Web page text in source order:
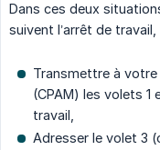
Dans ces deux
suivent l’arrêt de
Transmettre à votre
(CPAM) les volets 1
travail,
Adresser le volet 3